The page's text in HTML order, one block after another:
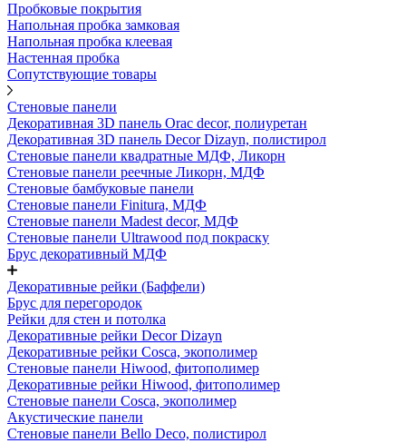
Пробковые покрытия
Напольная пробка замковая
Напольная пробка клеевая
Настенная пробка
Сопутствующие товары
Стеновые панели
Декоративная 3D панель Orac decor, полиуретан
Декоративная 3D панель Decor Dizayn, полистирол
Стеновые панели квадратные МДФ, Ликорн
Стеновые панели реечные Ликорн, МДФ
Стеновые бамбуковые панели
Стеновые панели Finitura, МДФ
Стеновые панели Madest decor, МДФ
Стеновые панели Ultrawood под покраску
Брус декоративный МДФ
Декоративные рейки (Баффели)
Брус для перегородок
Рейки для стен и потолка
Декоративные рейки Decor Dizayn
Декоративные рейки Cosca, экополимер
Стеновые панели Hiwood, фитополимер
Декоративные рейки Hiwood, фитополимер
Стеновые панели Cosca, экополимер
Акустические панели
Стеновые панели Bello Deco, полистирол